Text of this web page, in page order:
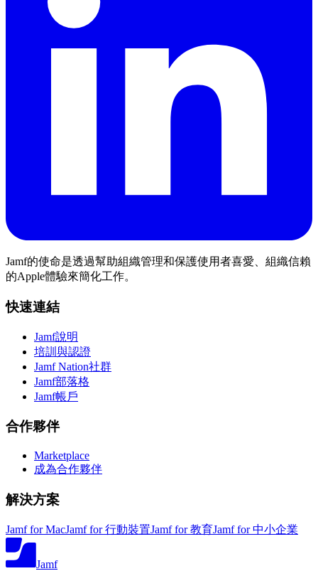
Jamf的使命是透過幫助組織管理和保護使用者喜愛、組織信賴
的Apple體驗來簡化工作。
快速連結
Jamf說明
培訓與認證
Jamf Nation社群
Jamf部落格
Jamf帳戶
合作夥伴
Marketplace
成為合作夥伴
解決方案
Jamf for MacJamf for 行動裝置Jamf for 教育Jamf for 中小企業
Jamf